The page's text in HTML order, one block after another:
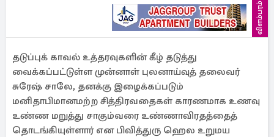
விளம்பரம்
தடுப்புக் காவல் உத்தரவுகளின் கீழ் தடுத்து
வைக்கப்பட்டுள்ள முன்னாள் புலனாய்வுத் தலைவர்
சுரேஷ் சாலே, தனக்கு இழைக்கப்படும்
மனிதாபிமானமற்ற சித்திரவதைகள் காரணமாக உணவு
உண்ண மறுத்து சாகும்வரை உண்ணாவிரதத்தைத்
தொடங்கியுள்ளார் என பிவித்துரு ஹெல உறுமய